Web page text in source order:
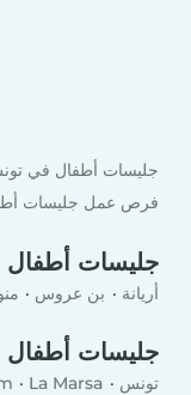
جليسات أطفال في
فرص عمل جليسات
جليسات أطفال
أريانة بن عروس
جليسات أطفال
تونس La Marsa